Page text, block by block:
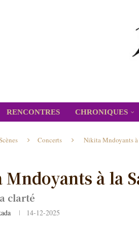
RENCONTRES CHRONIQUES
Concerts
Nikita Mndoyants
à la
clarté
14-12-2025